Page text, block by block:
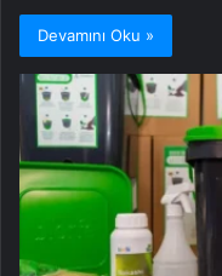
Devamını Oku »